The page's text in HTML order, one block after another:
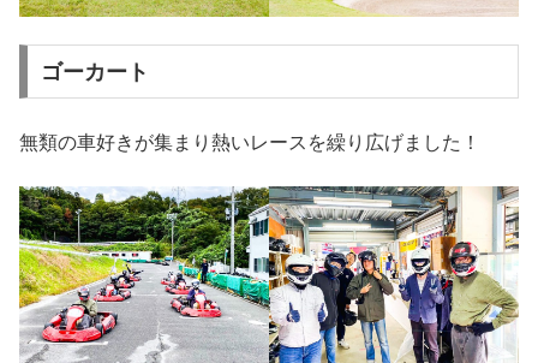
ゴーカート
無類の車好きが集まり熱いレースを繰り広げました！